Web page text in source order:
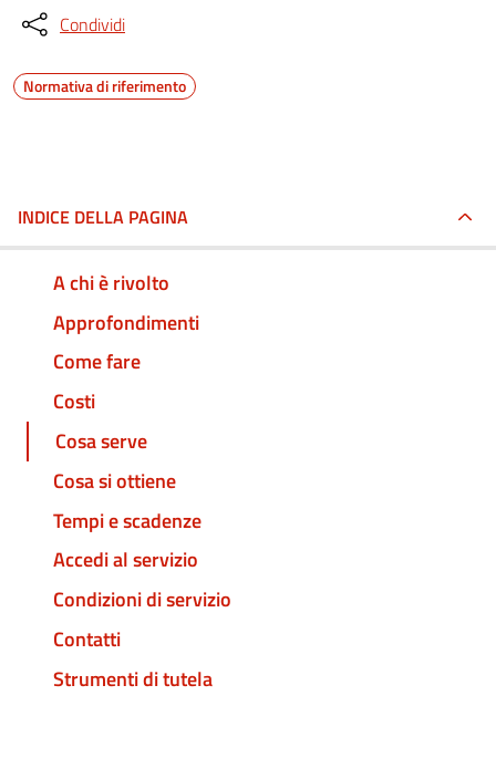
Condividi
Normativa di riferimento
INDICE DELLA PAGINA
A chi è rivolto
Approfondimenti
Come fare
Costi
Cosa serve
Cosa si ottiene
Tempi e scadenze
Accedi al servizio
Condizioni di servizio
Contatti
Strumenti di tutela